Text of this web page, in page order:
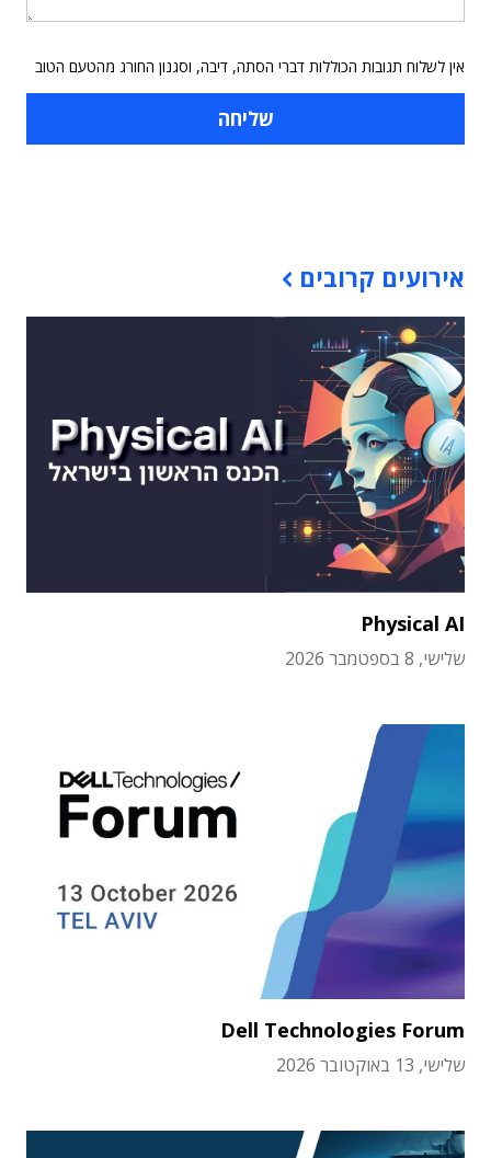
אין לשלוח תגובות הכוללות דברי הסתה, דיבה, וסגנון החורג מהטעם הטוב
אירועים קרובים
Physical AI
שלישי, 8 בספטמבר 2026
Dell Technologies Forum
שלישי, 13 באוקטובר 2026